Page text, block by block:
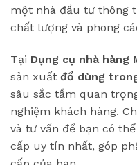
một nhà đầu tư thông
chất lượng và phong
Tại Dụng cụ nhà hàng
sản xuất đồ dùng
sâu sắc tầm quan
nghiệm khách hàng.
và tư vấn để bạn có
cấp uy tín nhất, góp